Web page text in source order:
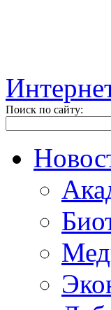
Поиск по сайту: